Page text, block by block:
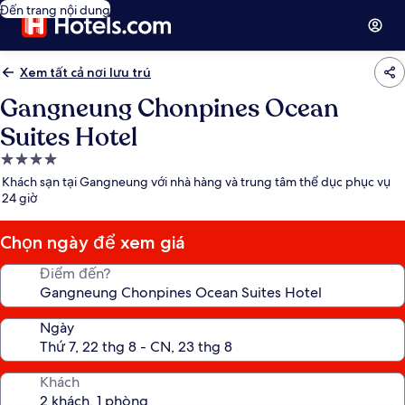
Đến trang nội dung
Xem tất cả nơi lưu trú
Gangneung Chonpines Ocean
Suites Hotel
Nơi
lưu
trú
4.0
sao
Khách sạn tại Gangneung với nhà hàng và trung tâm thể dục phục vụ
24 giờ
Chọn ngày để xem giá
Điểm đến?
Ngày
Khách